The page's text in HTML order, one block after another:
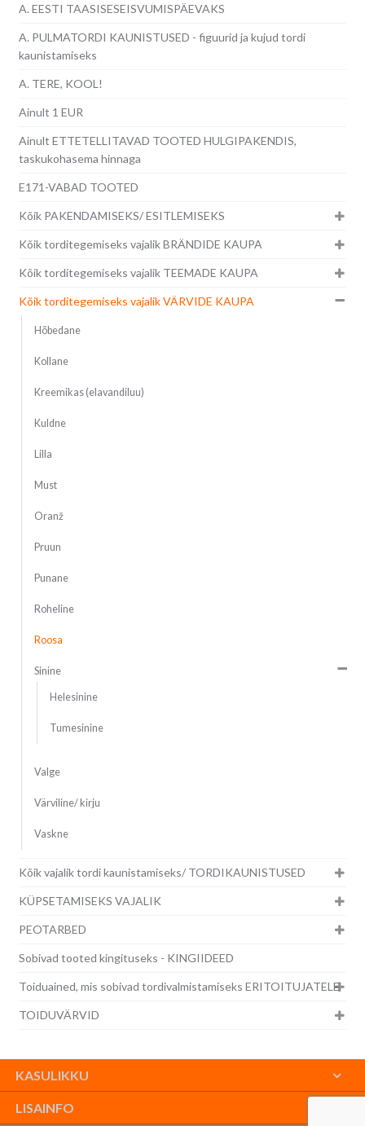
A. EESTI TAASISESEISVUMISPÄEVAKS
A. PULMATORDI KAUNISTUSED - figuurid ja kujud tordi
kaunistamiseks
A. TERE, KOOL!
Ainult 1 EUR
Ainult ETTETELLITAVAD TOOTED HULGIPAKENDIS,
taskukohasema hinnaga
E171-VABAD TOOTED
Kõik PAKENDAMISEKS/ ESITLEMISEKS
Kõik torditegemiseks vajalik BRÄNDIDE KAUPA
Kõik torditegemiseks vajalik TEEMADE KAUPA
Kõik torditegemiseks vajalik VÄRVIDE KAUPA
Hõbedane
Kollane
Kreemikas (elavandiluu)
Kuldne
Lilla
Must
Oranž
Pruun
Punane
Roheline
Roosa
Sinine
Helesinine
Tumesinine
Valge
Värviline/ kirju
Vaskne
Kõik vajalik tordi kaunistamiseks/ TORDIKAUNISTUSED
KÜPSETAMISEKS VAJALIK
PEOTARBED
Sobivad tooted kingituseks - KINGIIDEED
Toiduained, mis sobivad tordivalmistamiseks ERITOITUJATELE
TOIDUVÄRVID
KASULIKKU
LISAINFO